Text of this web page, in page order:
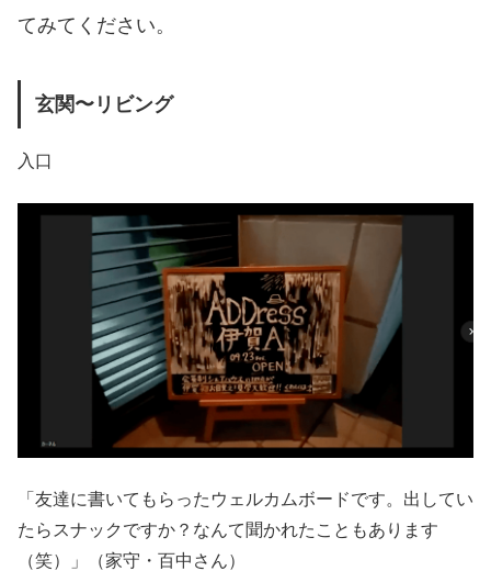
てみてください。
玄関〜リビング
入口
「友達に書いてもらったウェルカムボードです。出してい
たらスナックですか？なんて聞かれたこともあります
（笑）」（家守・百中さん）